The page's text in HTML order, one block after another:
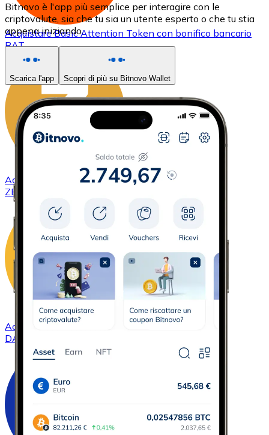
AcquistareBasic Attention Token con bonifico bancario
BAT
Acquistare ZCashcon bonifico bancario
ZEC
AcquistareDAI con bonifico bancario
DAI
Bitnovo è l'app più semplice per interagire con le
criptovalute, sia che tu sia un utente esperto o che tu stia
appena iniziando.
Scarica l'app Scopri di più su Bitnovo Wallet